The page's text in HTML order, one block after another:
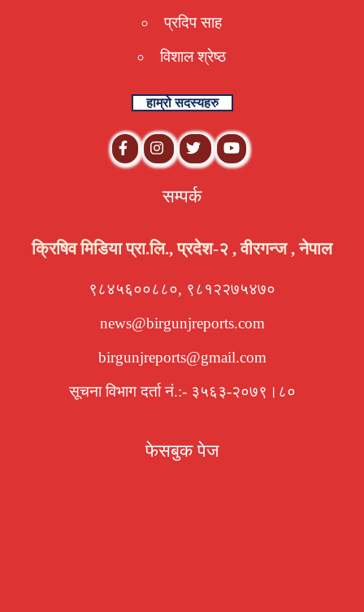
प्रदिप साह
विशाल श्रेष्ठ
हाम्रो सदस्यहरु
सम्पर्क
क्रिषिव मिडिया प्रा.लि., प्रदेश-२ , वीरगन्ज , नेपाल
९८४५६००८८०, ९८१२२७५४७०
news@birgunjreports.com
birgunjreports@gmail.com
सूचना विभाग दर्ता नं.:- ३५६३-२०७९।८०
फेसबुक पेज